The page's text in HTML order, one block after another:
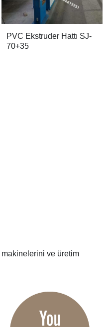
PVC Ekstruder Hattı SJ-
70+35
ve üretim